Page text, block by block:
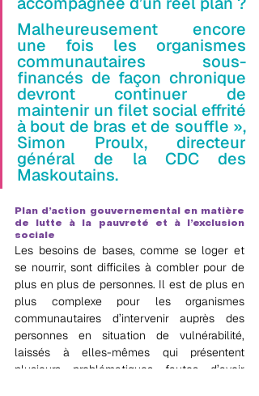
Malheureusement encore
une fois les organismes
communautaires sous-
financés de façon chronique
devront continuer de
maintenir un filet social effrité
à bout de bras et de souffle »,
Simon Proulx, directeur
général de la CDC des
Maskoutains.
Plan d’action gouvernemental en matière
de lutte à la pauvreté et à l’exclusion
sociale
Les besoins de bases, comme se loger et
se nourrir, sont difficiles à combler pour de
plus en plus de personnes. Il est de plus en
plus complexe pour les organismes
communautaires d’intervenir auprès des
personnes en situation de vulnérabilité,
laissés à elles-mêmes qui présentent
plusieurs problématiques fautes d’avoir